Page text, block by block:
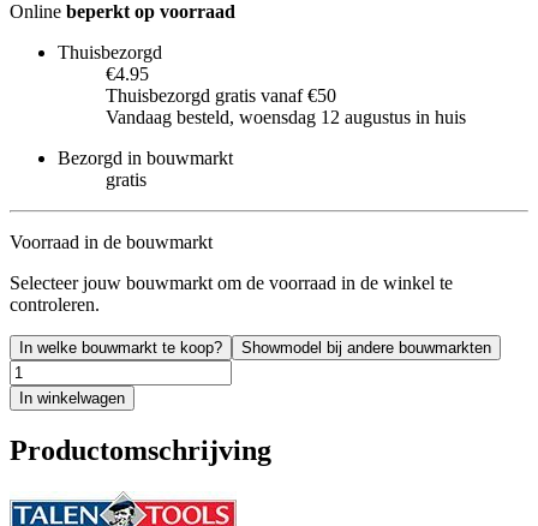
Online beperkt op voorraad
Thuisbezorgd
€4.95
Thuisbezorgd gratis vanaf €50
Vandaag besteld, woensdag 12 augustus in huis
Bezorgd in bouwmarkt
gratis
Voorraad in de bouwmarkt
Selecteer jouw bouwmarkt om de voorraad in de winkel te
controleren.
In welke bouwmarkt te koop? Showmodel bij andere bouwmarkten
In winkelwagen
Productomschrijving